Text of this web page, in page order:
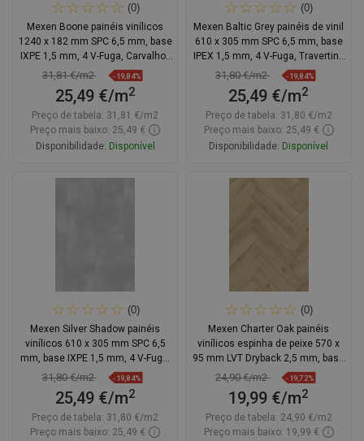
(0)
Mexen Boone painéis vinílicos
1240 x 182 mm SPC 6,5 mm, base
IXPE 1,5 mm, 4 V-Fuga, Carvalho -
F1054-1240-182-505-4V1-01
31,81 €/m2 -19,84%
25,49 €/m2
Preço de tabela: 31,81 €/m2
Preço mais baixo: 25,49 €
Disponibilidade: Disponível
Adicionar
(0)
Mexen Baltic Grey painéis de vinil
610 x 305 mm SPC 6,5 mm, base
IPEX 1,5 mm, 4 V-Fuga, Travertino
- F1158-0610-305-505-4V1-90
31,80 €/m2 -19,84%
25,49 €/m2
Preço de tabela: 31,80 €/m2
Preço mais baixo: 25,49 €
Disponibilidade: Disponível
Adicionar
Favoritos
(0)
Mexen Silver Shadow painéis
vinílicos 610 x 305 mm SPC 6,5
mm, base IXPE 1,5 mm, 4 V-Fuga,
Pedra - F1153-0610-305-505-4V1-
31,80 €/m2 -19,84%
25,49 €/m2
Preço de tabela: 31,80 €/m2
Preço mais baixo: 25,49 €
(0)
Mexen Charter Oak painéis
vinílicos espinha de peixe 570 x
95 mm LVT Dryback 2,5 mm, base
PVC, 4 V-Fuga, Carvalho
24,90 €/m2 -19,72%
19,99 €/m2
Preço de tabela: 24,90 €/m2
Preço mais baixo: 19,99 €